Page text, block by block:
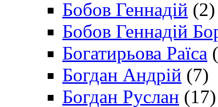
Бобов Геннадій (2)
Бобов Геннадій
Богатирьова Раїса
Богдан Андрій (7)
Богдан Руслан (17)